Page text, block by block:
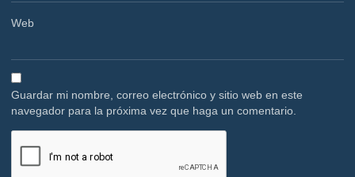
Web
Guardar mi nombre, correo electrónico y sitio web en este
navegador para la próxima vez que haga un comentario.